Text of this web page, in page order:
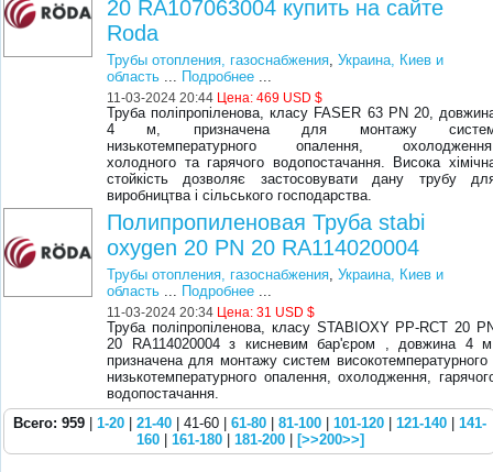
20 RA107063004 купить на сайте
Roda
Трубы отопления, газоснабжения,Украина, Киев и
область ... Подробнее ...
11-03-2024 20:44 Цена:469 USD $
Труба поліпропіленова, класу FASER 63 PN 20,
4 м, призначена для монтажу
низькотемпературного опалення,
холодного та гарячого водопостачання. Висока
стойкість дозволяє застосовувати дану трубу
виробництва і сільського господарства.
Полипропиленовая Труба stabi
oxygen 20 PN 20 RA114020004
Трубы отопления, газоснабжения,Украина, Киев и
область ... Подробнее ...
11-03-2024 20:34 Цена:31 USD $
Труба поліпропіленова, класу STABIOXY PP-RCT 20
20 RA114020004 з кисневим бар'єром , довжина 4
призначена для монтажу систем високотемпературного
низькотемпературного опалення, охолодження,
водопостачання.
Всего: 959
1-20 21-40 | 41-60 | 61-80 81-100 101-120 121-140
141-
160| 161-180| 181-200| [>>200>>]